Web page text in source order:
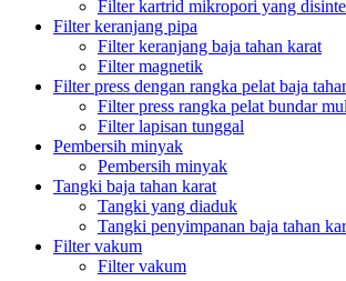
Filter kartrid mikropori yang
Filter keranjang pipa
Filter keranjang baja tahan karat
Filter magnetik
Filter press dengan rangka pelat baja
Filter press rangka pelat bundar
Filter lapisan tunggal
Pembersih minyak
Pembersih minyak
Tangki baja tahan karat
Tangki yang diaduk
Tangki penyimpanan baja tahan
Filter vakum
Filter vakum